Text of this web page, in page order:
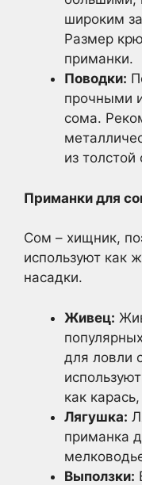
широким
Размер
приманки.
Поводки:
прочными
сома.
из
Приманки для
Сом – хищник,
используют как
насадки.
Живец:
для ловли
как
Лягушка:
приманка
Выползки: